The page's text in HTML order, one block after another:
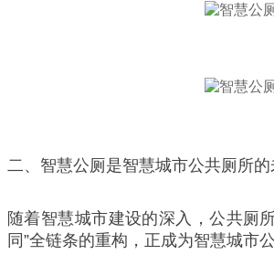
二、智慧公厕是智慧城市公共厕所
随着智慧城市建设的深入，公共厕
同”全链条的重构，正成为智慧城市